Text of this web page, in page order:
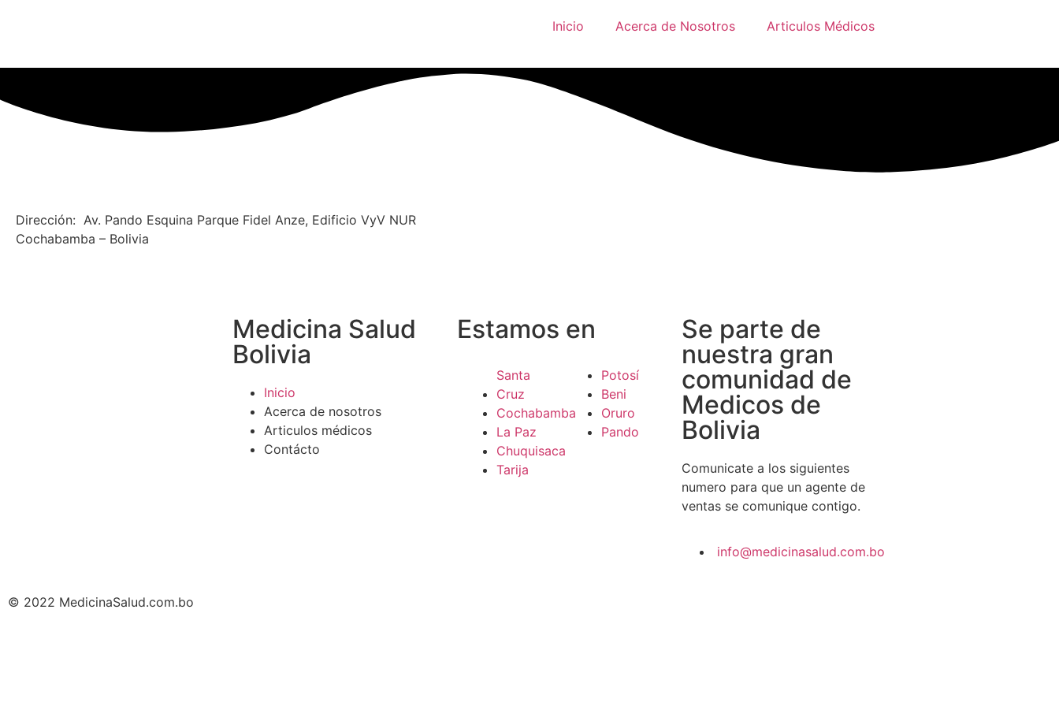
Inicio Acerca de Nosotros Articulos Médicos
Dirección: Av. Pando Esquina Parque Fidel Anze, Edificio VyV NUR
Cochabamba – Bolivia
Medicina Salud
Bolivia
Inicio
Acerca de nosotros
Articulos médicos
Contácto
Estamos en
Santa
Cruz
Cochabamba
La Paz
Chuquisaca
Tarija
Potosí
Beni
Oruro
Pando
Se parte de
nuestra gran
comunidad de
Medicos de
Bolivia
Comunicate a los siguientes
numero para que un agente de
ventas se comunique contigo.
info@medicinasalud.com.bo
© 2022 MedicinaSalud.com.bo